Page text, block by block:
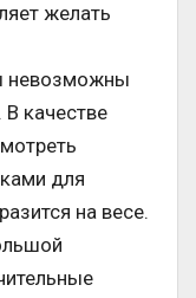
желать
невозможны
качестве
для
на весе.